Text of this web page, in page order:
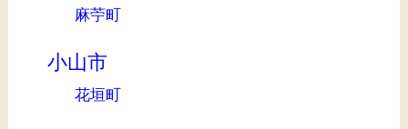
麻苧町
小山市
花垣町